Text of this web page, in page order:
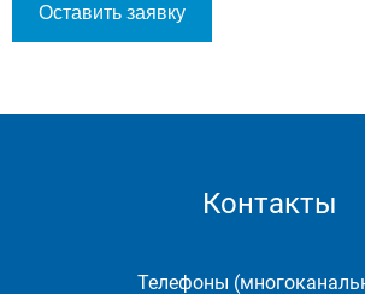
Оставить заявку
Контакты
Телефоны